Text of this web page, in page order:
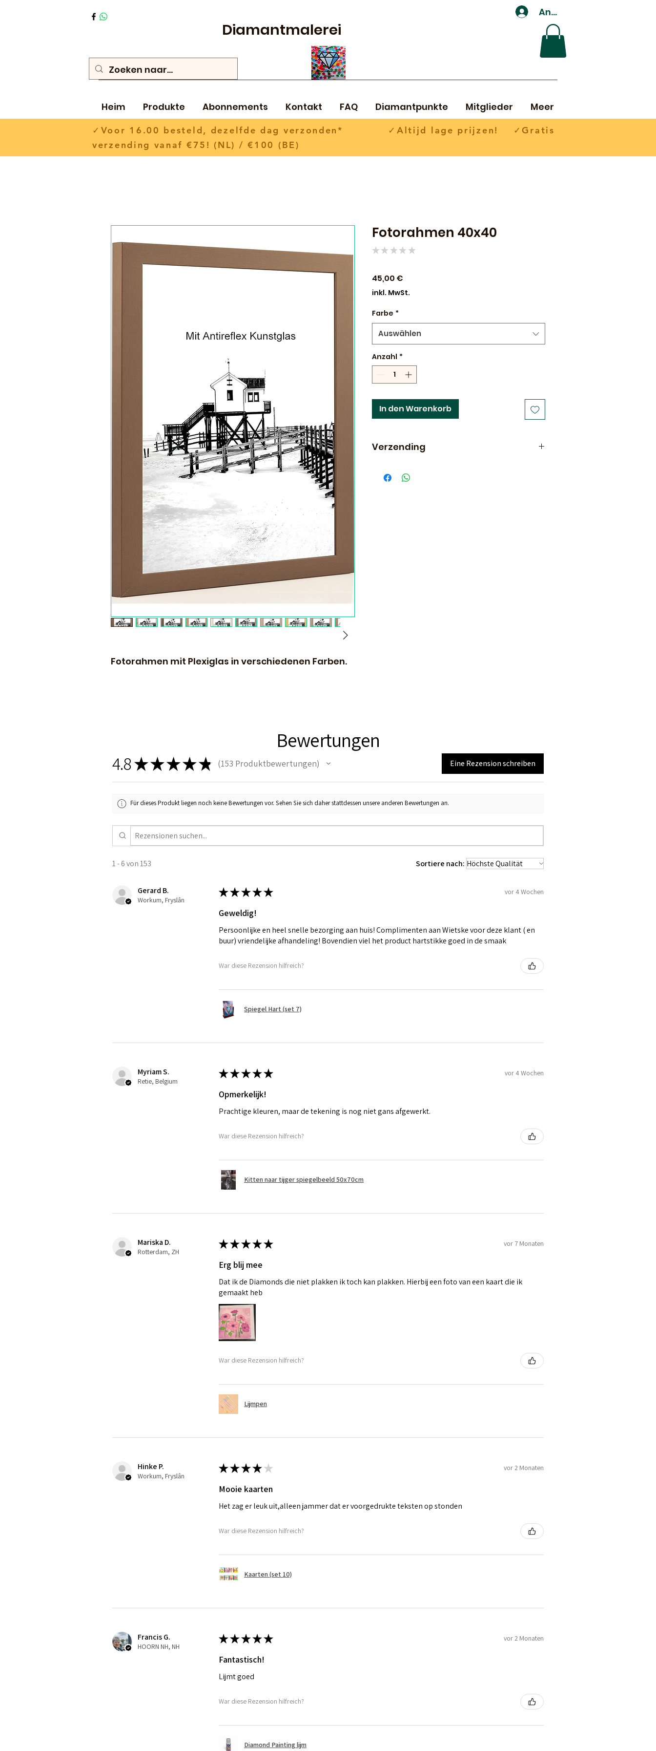
Diamantmalerei
Anmelden
Heim Produkte Abonnements Kontakt FAQ Diamantpunkte Mitglieder Meer
✓Voor 16.00 besteld, dezelfde dag verzonden* ✓Altijd lage prijzen! ✓Gratis
verzending vanaf €75! (NL) / €100 (BE)
Fotorahmen mit Plexiglas in verschiedenen Farben.
Fotorahmen 40x40
★ ★ ★ ★ ★
45,00 €
inkl. MwSt.
Farbe *
Auswählen
Anzahl *
In den Warenkorb
Verzending
rest van je bestelling. Deze wordt geleverd
Bewertungen
4.8★★★★★ 153 Produktbewertungen
153 Eine Rezension schreiben
Für dieses Produkt liegen noch keine Bewertungen vor. Sehen Sie sich daher stattdessen unsere anderen Bewertungen an.
1 - 6 von 153 Sortiere nach:
Gerard B.
Workum, Fryslân
★★★★★ vor 4 Wochen
Geweldig!
Persoonlijke en heel snelle bezorging aan huis! Complimenten aan Wietske voor deze klant ( en
buur) vriendelijke afhandeling! Bovendien viel het product hartstikke goed in de smaak
War diese Rezension hilfreich?
Spiegel Hart (set 7)
Myriam S.
Retie, Belgium
★★★★★ vor 4 Wochen
Opmerkelijk!
Prachtige kleuren, maar de tekening is nog niet gans afgewerkt.
War diese Rezension hilfreich?
Kitten naar tijger spiegelbeeld 50x70cm
Mariska D.
Rotterdam, ZH
★★★★★ vor 7 Monaten
Erg blij mee
Dat ik de Diamonds die niet plakken ik toch kan plakken. Hierbij een foto van een kaart die ik
gemaakt heb
War diese Rezension hilfreich?
Lijmpen
Hinke P.
Workum, Fryslân
★★★★ ★ vor 2 Monaten
Mooie kaarten
Het zag er leuk uit,alleen jammer dat er voorgedrukte teksten op stonden
War diese Rezension hilfreich?
Kaarten (set 10)
Francis G.
HOORN NH, NH
★★★★★ vor 2 Monaten
Fantastisch!
Lijmt goed
War diese Rezension hilfreich?
Diamond Painting lijm